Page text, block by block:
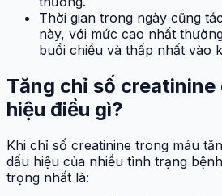
Thời gian trong ngày cũng
này, với mức cao nhất
buổi chiều và thấp nhất vào
Tăng chỉ số creatinine
hiệu điều gì?
Khi chỉ số creatinine trong máu
dấu hiệu của nhiều tình trạng
trọng nhất là: